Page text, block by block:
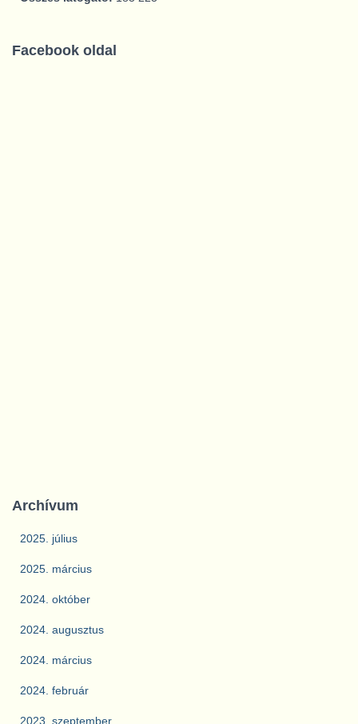
Facebook oldal
Archívum
2025. július
2025. március
2024. október
2024. augusztus
2024. március
2024. február
2023. szeptember